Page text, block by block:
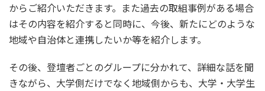
からご紹介いただきます。また過去の取組事例がある場合
はその内容を紹介すると同時に、今後、新たにどのような
地域や自治体と連携したいか等を紹介します。
その後、登壇者ごとのグループに分かれて、詳細な話を聞
きながら、大学側だけでなく地域側からも、大学・大学生